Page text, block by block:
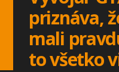
priznáva,
mali
to všetko